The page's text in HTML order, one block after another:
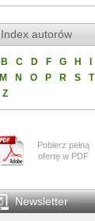
Index autorów
B C D F G H
M N O P R S T
Z
Pobierz pełną
ofertę w PDF
Newsletter